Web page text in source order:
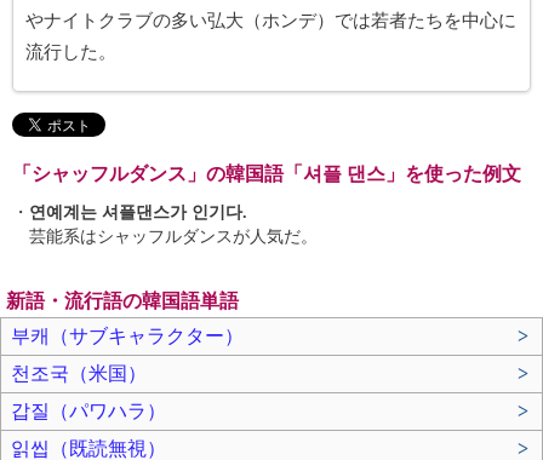
やナイトクラブの多い弘大（ホンデ）では若者たちを中心に
流行した。
「シャッフルダンス」の韓国語「셔플 댄스」を使った例文
・ 연예계는 셔플댄스가 인기다.
芸能系はシャッフルダンスが人気だ。
新語・流行語の韓国語単語
부캐（サブキャラクター）
>
천조국（米国）
>
갑질（パワハラ）
>
읽씹（既読無視）
>